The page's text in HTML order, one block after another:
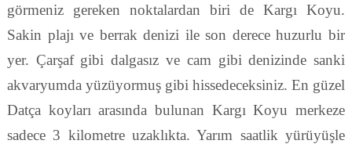
görmeniz gereken noktalardan biri de Kargı Koyu.
Sakin plajı ve berrak denizi ile son derece huzurlu bir
yer. Çarşaf gibi dalgasız ve cam gibi denizinde sanki
akvaryumda yüzüyormuş gibi hissedeceksiniz. En güzel
Datça koyları arasında bulunan Kargı Koyu merkeze
sadece 3 kilometre uzaklıkta. Yarım saatlik yürüyüşle